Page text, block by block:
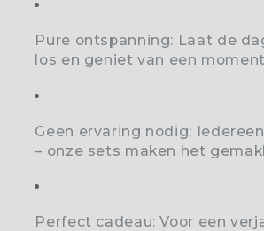
Pure ontspanning: Laat de
los en geniet van een
Geen ervaring nodig:
– onze sets maken het
Perfect cadeau:Voor een